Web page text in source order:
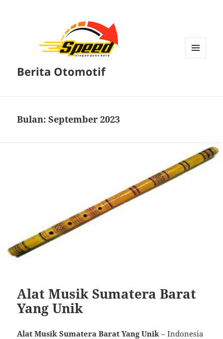
Berita Otomotif
Bulan:September 2023
Alat Musik Sumatera Barat
Yang Unik
Alat Musik Sumatera Barat Yang Unik – Indonesia